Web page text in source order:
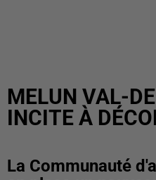
MELUN VAL-
INCITE À
La Communauté